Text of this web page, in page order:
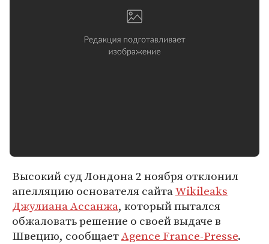
Высокий суд Лондона 2 ноября отклонил
апелляцию основателя сайтаWikileaks
Джулиана Ассанжа, который пытался
обжаловать решение о своей выдаче в
Швецию, сообщаетAgence France-Presse.